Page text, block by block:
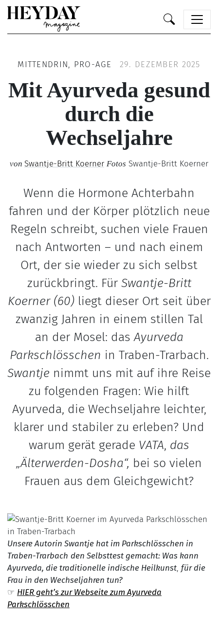
MITTENDRIN, PRO-AGE 29. DEZEMBER 2025
Mit Ayurveda gesund
durch die
Wechseljahre
von Swantje-Britt Koerner Fotos Swantje-Britt Koerner
Wenn die Hormone Achterbahn
fahren und der Körper plötzlich neue
Regeln schreibt, suchen viele Frauen
nach Antworten – und nach einem
Ort, der sie wieder zu sich selbst
zurückbringt. Für Swantje-Britt
Koerner (60)liegt dieser Ort seit über
zwanzig Jahren in einem stillen Tal
an der Mosel: dasAyurveda
Parkschlösschen in Traben-Trarbach.
Swantje nimmt uns mit auf ihre Reise
zu folgenden Fragen: Wie hilft
Ayurveda, die Wechseljahre leichter,
klarer und stabiler zu erleben? Und
warum gerät gerade VATA, das
„Älterwerden-Dosha“, bei so vielen
Frauen aus dem Gleichgewicht?
Unsere Autorin Swantje hat im Parkschlösschen in
Traben-Trarbach den Selbsttest gemacht: Was kann
Ayurveda, die traditionelle indische Heilkunst, für die
Frau in den Wechseljahren tun?
☞ HIER geht’s zur Webseite zum Ayurveda
Parkschlösschen